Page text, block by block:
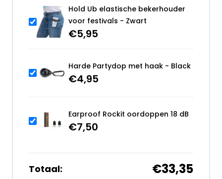
Hold Ub elastische bekerhouder
voor festivals - Zwart
€5,95
Harde Partydop met haak - Black
€4,95
Earproof Rockit oordoppen 18 dB
€7,50
Totaal: €33,35